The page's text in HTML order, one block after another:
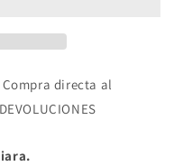
directa al